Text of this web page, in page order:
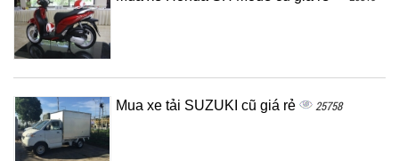
Mua xe tải SUZUKI cũ giá rẻ 25758